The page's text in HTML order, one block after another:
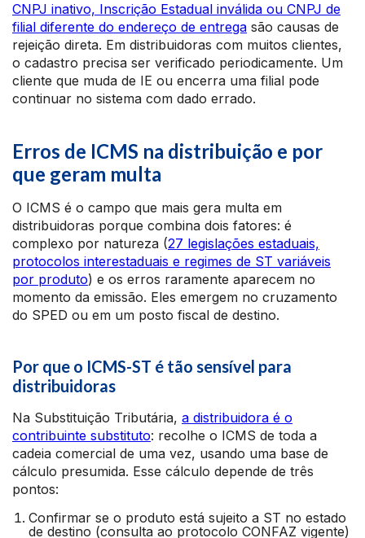
CNPJ inativo, Inscrição Estadual inválida ou CNPJ de
filial diferente do endereço de entrega são causas de
rejeição direta. Em distribuidoras com muitos clientes,
o cadastro precisa ser verificado periodicamente. Um
cliente que muda de IE ou encerra uma filial pode
continuar no sistema com dado errado.
Erros de ICMS na distribuição e por
que geram multa
O ICMS é o campo que mais gera multa em
distribuidoras porque combina dois fatores: é
complexo por natureza (27 legislações estaduais,
protocolos interestaduais e regimes de ST variáveis
por produto) e os erros raramente aparecem no
momento da emissão. Eles emergem no cruzamento
do SPED ou em um posto fiscal de destino.
Por que o ICMS-ST é tão sensível para
distribuidoras
Na Substituição Tributária, a distribuidora é o
contribuinte substituto: recolhe o ICMS de toda a
cadeia comercial de uma vez, usando uma base de
cálculo presumida. Esse cálculo depende de três
pontos:
Confirmar se o produto está sujeito a ST no estado
de destino (consulta ao protocolo CONFAZ vigente)